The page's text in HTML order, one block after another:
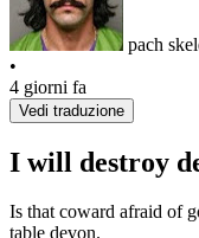
pach
•
4 giorni fa
Vedi traduzione
I will destroy
Is that coward afraid of
table devon.